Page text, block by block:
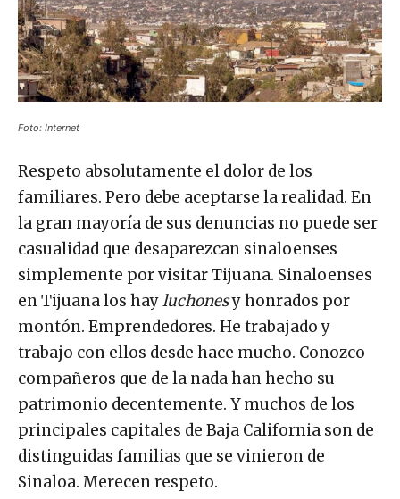
Foto: Internet
Respeto absolutamente el dolor de los
familiares. Pero debe aceptarse la realidad. En
la gran mayoría de sus denuncias no puede ser
casualidad que desaparezcan sinaloenses
simplemente por visitar Tijuana. Sinaloenses
en Tijuana los hayluchonesy honrados por
montón. Emprendedores. He trabajado y
trabajo con ellos desde hace mucho. Conozco
compañeros que de la nada han hecho su
patrimonio decentemente. Y muchos de los
principales capitales de Baja California son de
distinguidas familias que se vinieron de
Sinaloa. Merecen respeto.